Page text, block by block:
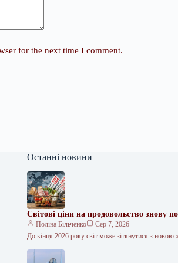
for the next time I comment.
Останні новини
Світові ціни на продовольство знову
Поліна Більченко
Сер 7, 2026
До кінця 2026 року світ може зіткнутися з новою